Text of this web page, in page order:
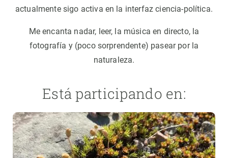
actualmente sigo activa en la interfaz ciencia-política.
Me encanta nadar, leer, la música en directo, la
fotografía y (poco sorprendente) pasear por la
naturaleza.
Está participando en: